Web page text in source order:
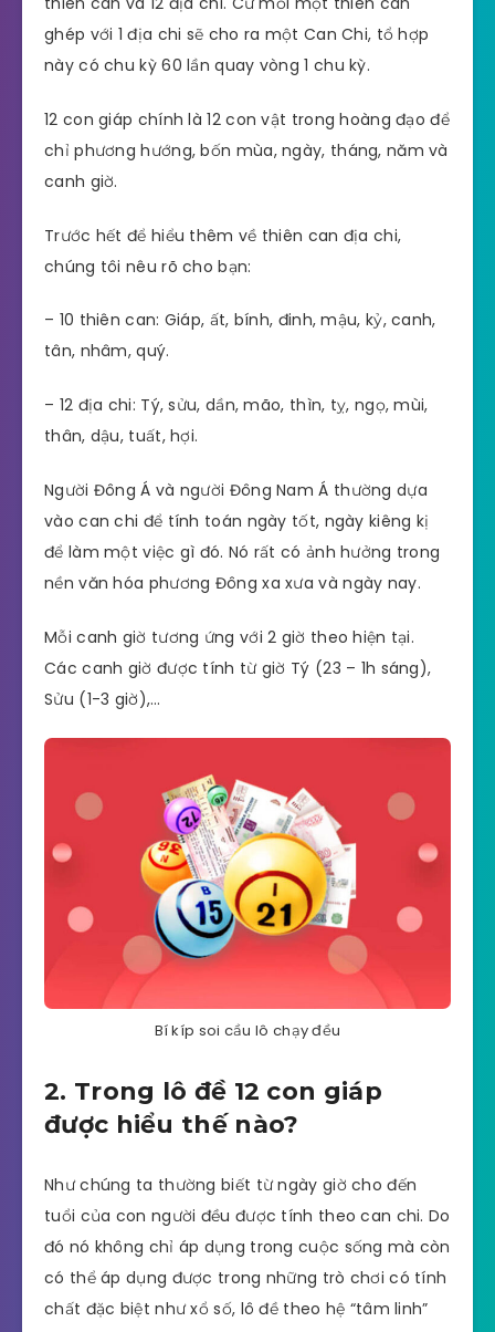
ghép với 1 địa chi sẽ cho ra một Can Chi, tổ hợp
này có chu kỳ 60 lần quay vòng 1 chu kỳ.
12 con giáp chính là 12 con vật trong hoàng đạo để
chỉ phương hướng, bốn mùa, ngày, tháng, năm và
canh giờ.
Trước hết để hiểu thêm về thiên can địa chi,
chúng tôi nêu rõ cho bạn:
– 10 thiên can: Giáp, ất, bính, đinh, mậu, kỷ, canh,
tân, nhâm, quý.
– 12 địa chi: Tý, sửu, dần, mão, thìn, tỵ, ngọ, mùi,
thân, dậu, tuất, hợi.
Người Đông Á và người Đông Nam Á thường dựa
vào can chi để tính toán ngày tốt, ngày kiêng kị
để làm một việc gì đó. Nó rất có ảnh hưởng trong
nền văn hóa phương Đông xa xưa và ngày nay.
Mỗi canh giờ tương ứng với 2 giờ theo hiện tại.
Các canh giờ được tính từ giờ Tý (23 – 1h sáng),
Sửu (1-3 giờ),…
Bí kíp soi cầu lô chạy đều
2. Trong lô đề 12 con giáp
được hiểu thế nào?
Như chúng ta thường biết từ ngày giờ cho đến
tuổi của con người đều được tính theo can chi. Do
đó nó không chỉ áp dụng trong cuộc sống mà còn
có thể áp dụng được trong những trò chơi có tính
chất đặc biệt như xổ số, lô đề theo hệ “tâm linh”